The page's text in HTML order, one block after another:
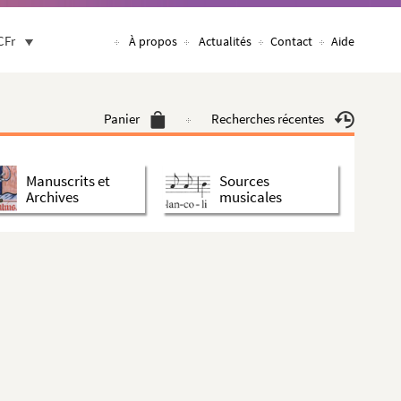
À propos Actualités Contact Aide
Panier Recherches récentes
Manuscrits et
Archives
Sources
musicales